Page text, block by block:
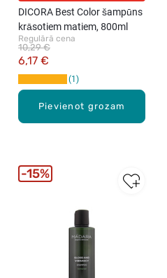
Pievienot grozam
DICORA Best Color šampūns
krāsotiem matiem, 800ml
Regulārā cena
6,17 €
10,29 €
1
15%